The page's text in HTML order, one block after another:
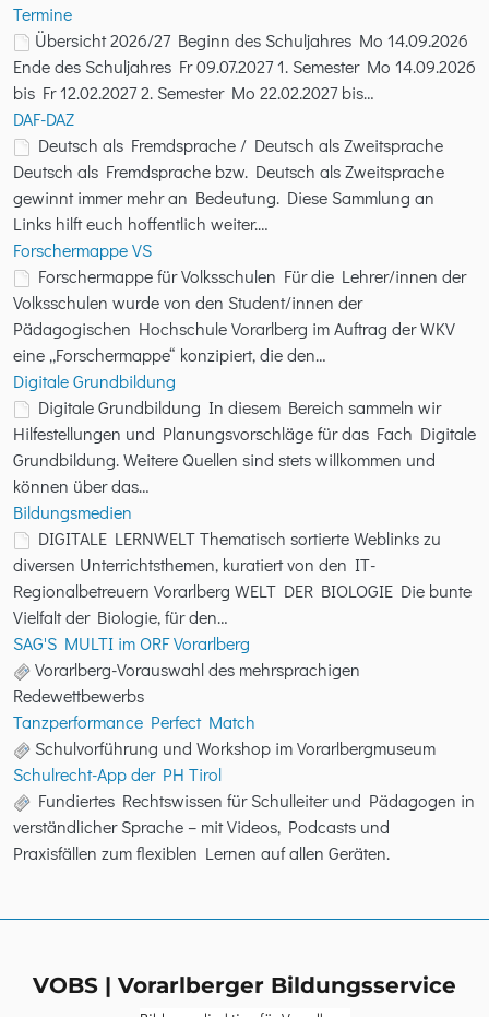
Termine
Übersicht 2026/27 Beginn des Schuljahres Mo 14.09.2026
Ende des Schuljahres Fr 09.07.2027 1. Semester Mo 14.09.2026
bis Fr 12.02.2027 2. Semester Mo 22.02.2027 bis…
DAF-DAZ
Deutsch als Fremdsprache / Deutsch als Zweitsprache
Deutsch als Fremdsprache bzw. Deutsch als Zweitsprache
gewinnt immer mehr an Bedeutung. Diese Sammlung an
Links hilft euch hoffentlich weiter.…
Forschermappe VS
Forschermappe für Volksschulen Für die Lehrer/innen der
Volksschulen wurde von den Student/innen der
Pädagogischen Hochschule Vorarlberg im Auftrag der WKV
eine „Forschermappe“ konzipiert, die den…
Digitale Grundbildung
Digitale Grundbildung In diesem Bereich sammeln wir
Hilfestellungen und Planungsvorschläge für das Fach Digitale
Grundbildung. Weitere Quellen sind stets willkommen und
können über das…
Bildungsmedien
DIGITALE LERNWELT Thematisch sortierte Weblinks zu
diversen Unterrichtsthemen, kuratiert von den IT-
Regionalbetreuern Vorarlberg WELT DER BIOLOGIE Die bunte
Vielfalt der Biologie, für den…
SAG'S MULTI im ORF Vorarlberg
Vorarlberg-Vorauswahl des mehrsprachigen
Redewettbewerbs
Tanzperformance Perfect Match
Schulvorführung und Workshop im Vorarlbergmuseum
Schulrecht-App der PH Tirol
Fundiertes Rechtswissen für Schulleiter und Pädagogen in
verständlicher Sprache – mit Videos, Podcasts und
Praxisfällen zum flexiblen Lernen auf allen Geräten.
VOBS | Vorarlberger Bildungsservice